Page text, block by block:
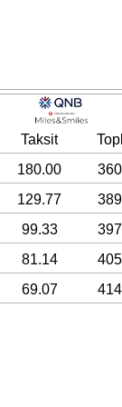
Taksit
180.00
129.77
99.33
81.14
69.07